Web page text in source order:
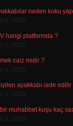
neden koku
6, 2026
hangi platformda ?
5, 2026
caiz midir ?
4, 2026
ayakkabı iade edilir
3, 2026
bir muhabbet kuşu kaç
3, 2026